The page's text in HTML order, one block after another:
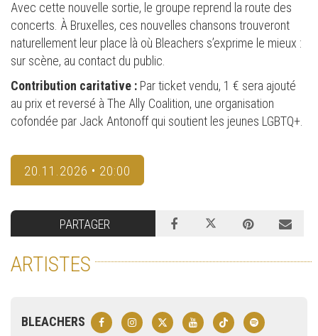
Avec cette nouvelle sortie, le groupe reprend la route des
concerts. À Bruxelles, ces nouvelles chansons trouveront
naturellement leur place là où Bleachers s’exprime le mieux :
sur scène, au contact du public.
Contribution caritative : Par ticket vendu, 1 € sera ajouté
au prix et reversé à The Ally Coalition, une organisation
cofondée par Jack Antonoff qui soutient les jeunes LGBTQ+.
20.11.2026 • 20:00
PARTAGER
ARTISTES
BLEACHERS